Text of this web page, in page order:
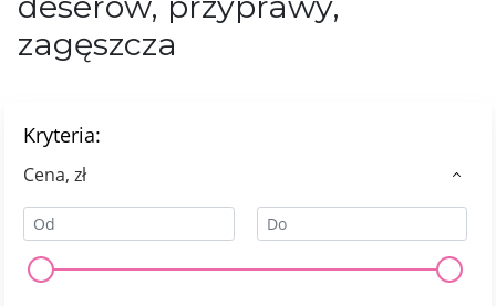
zagęszcza
Kryteria:
Сena, zł